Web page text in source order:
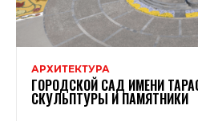
АРХИТЕКТУРА
ГОРОДСКОЙ САД ИМЕНИ
СКУЛЬПТУРЫ И ПАМЯТНИКИ